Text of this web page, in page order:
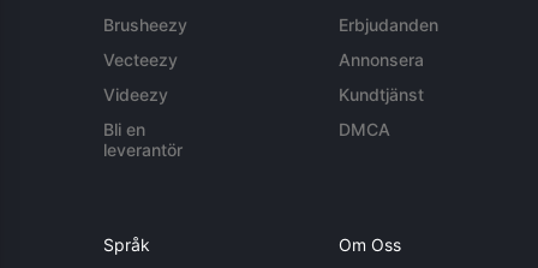
Brusheezy
Vecteezy
Videezy
Bli en
leverantör
Erbjudanden
Annonsera
Kundtjänst
DMCA
Språk Om Oss